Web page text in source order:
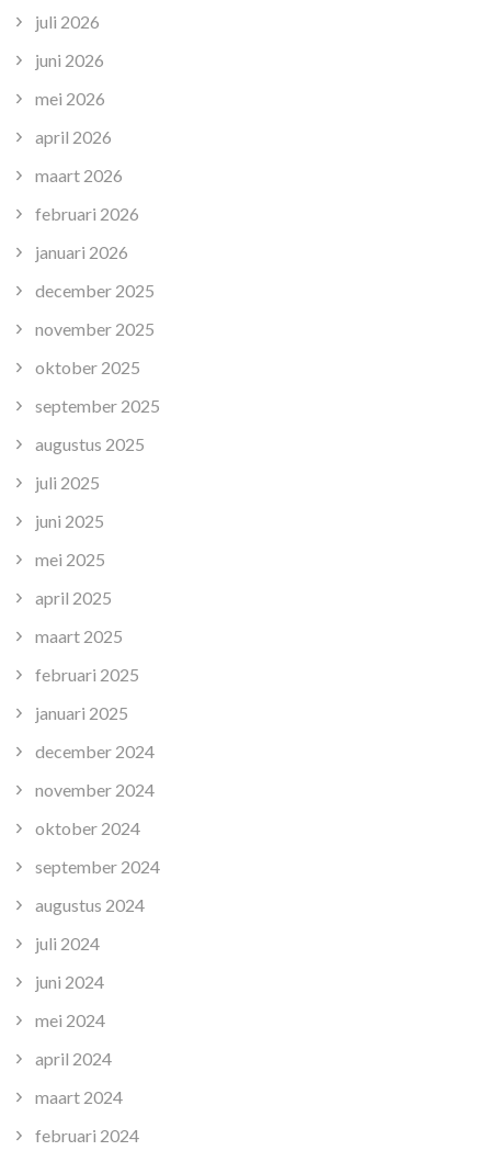
juli 2026
juni 2026
mei 2026
april 2026
maart 2026
februari 2026
januari 2026
december 2025
november 2025
oktober 2025
september 2025
augustus 2025
juli 2025
juni 2025
mei 2025
april 2025
maart 2025
februari 2025
januari 2025
december 2024
november 2024
oktober 2024
september 2024
augustus 2024
juli 2024
juni 2024
mei 2024
april 2024
maart 2024
februari 2024